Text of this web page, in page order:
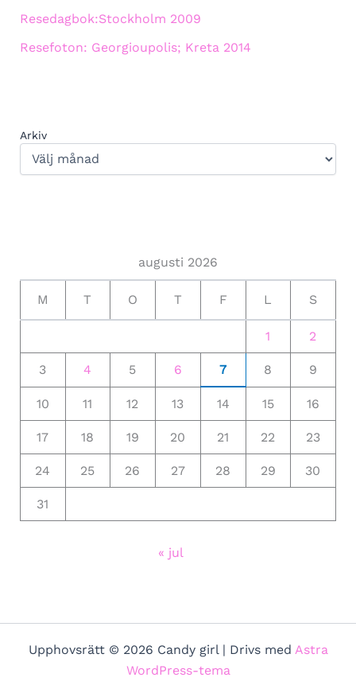
Resedagbok:Stockholm 2009
Resefoton: Georgioupolis; Kreta 2014
Arkiv
augusti 2026
M T O T F L S
1 2
3 4 5 6 7 8 9
10 11 12 13 14 15 16
17 18 19 20 21 22 23
24 25 26 27 28 29 30
31
« jul
Upphovsrätt © 2026 Candy girl | Drivs med Astra
WordPress-tema